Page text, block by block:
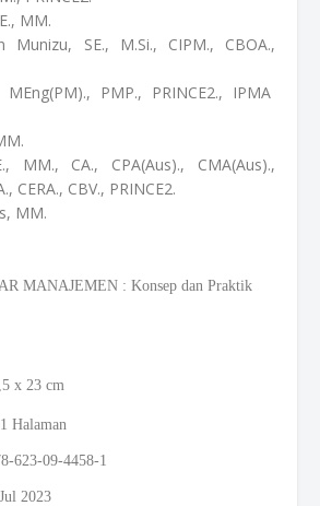
MM.
Munizu, SE., M.Si., CIPM., CBOA.,
PMP., PRINCE2., IPMA
MM., CA., CPA(Aus)., CMA(Aus).,
CERA., CBV., PRINCE2.
MM.
MANAJEMEN : Konsep dan Praktik
23 cm
09-4458-1